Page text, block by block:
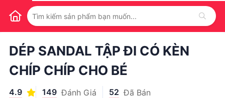
1 / 1
DÉP SANDAL TẬP ĐI CÓ KÈN
CHÍP CHÍP CHO BÉ
4.9 149 Đánh Giá 52 Đã Bán